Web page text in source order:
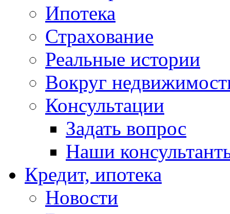
Ипотека
Страхование
Реальные истории
Вокруг
Консультации
Задать вопрос
Наши
Кредит, ипотека
Новости